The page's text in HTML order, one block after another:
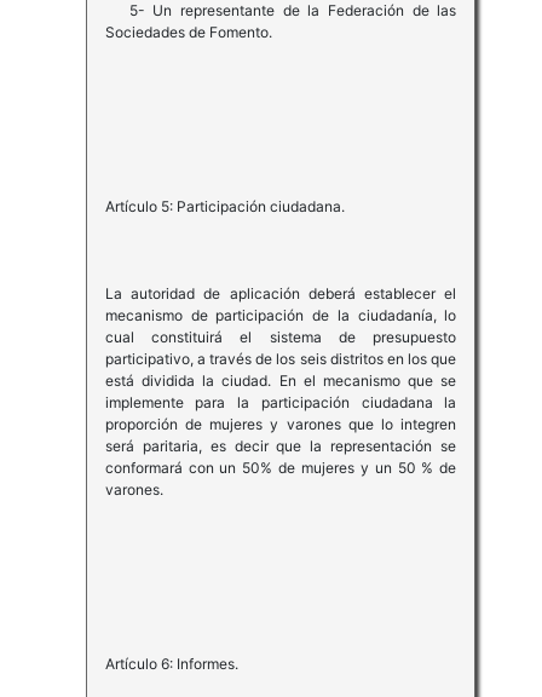
5- Un representante de la Federación de las
Sociedades de Fomento.
Artículo 5: Participación ciudadana.
La autoridad de aplicación deberá establecer el
mecanismo de participación de la ciudadanía, lo
cual constituirá el sistema de presupuesto
participativo, a través de los seis distritos en los que
está dividida la ciudad. En el mecanismo que se
implemente para la participación ciudadana la
proporción de mujeres y varones que lo integren
será paritaria, es decir que la representación se
conformará con un 50% de mujeres y un 50 % de
varones.
Artículo 6: Informes.